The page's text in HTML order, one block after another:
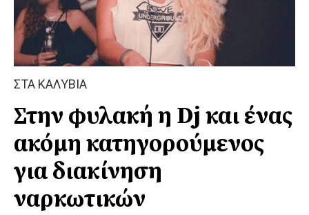
ΣΤΑ ΚΑΛΥΒΙΑ
Στην φυλακή η Dj και ένας
ακόμη κατηγορούμενος
για διακίνηση
ναρκωτικών